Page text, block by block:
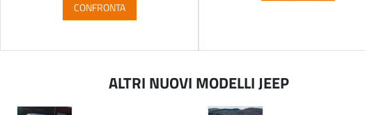
CONFRONTA
ALTRI NUOVI MODELLI JEEP